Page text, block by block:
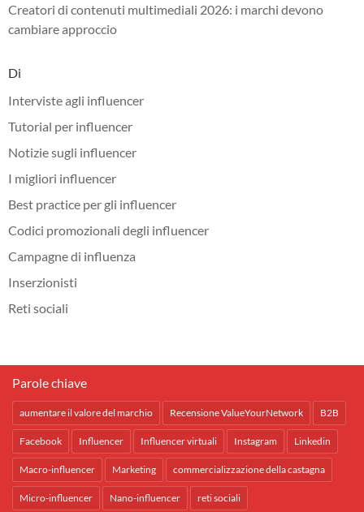
Creatori di contenuti multimediali 2026: i marchi devono
cambiare approccio
Di
Interviste agli influencer
Tutorial per influencer
Notizie sugli influencer
I migliori influencer
Best practice per gli influencer
Codici promozionali degli influencer
Campagne di influenza
Inserzionisti
Reti sociali
Parole chiave
aumentare il valore del marchio Recensione ValueYourNetwork B2B
Facebook Influencer Influencer virtuali Instagram Linkedin
Macro-influencer Marketing commercializzazione della castagna
Micro-influencer Nano-influencer reti sociali